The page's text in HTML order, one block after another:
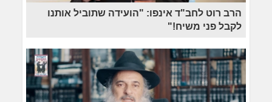
הרב רוט לחב"ד אינפו: "הועידה שתוביל אותנו
לקבל פני משיח!"